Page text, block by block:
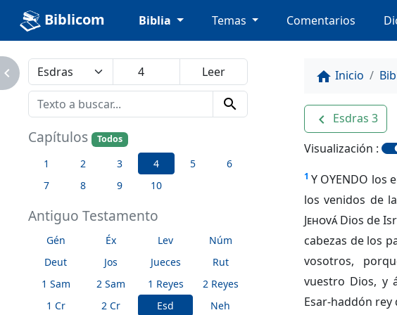
Biblicom Biblia Temas Comentarios
search
Capítulos Todos
1 2 3 4 5
6
7
8 9 10
Antiguo Testamento
Gén Éx Lev
Núm
Deut
Jos Jueces
Rut
1 Sam
2 Sam 1 Reyes
2 Reyes
1 Cr
2 Cr Esd
Neh
home Inicio
navigate_before Esdras 3
Visualización :
1 Y OYENDO los
los venidos de
JehováDios de
cabezas de los
vosotros,
vuestro Dios, y
Esar-haddón rey